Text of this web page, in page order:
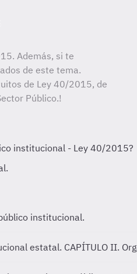
Además, si te
de este tema.
de Ley 40/2015, de
Público.!
institucional.
estatal. CAPÍTULO II.